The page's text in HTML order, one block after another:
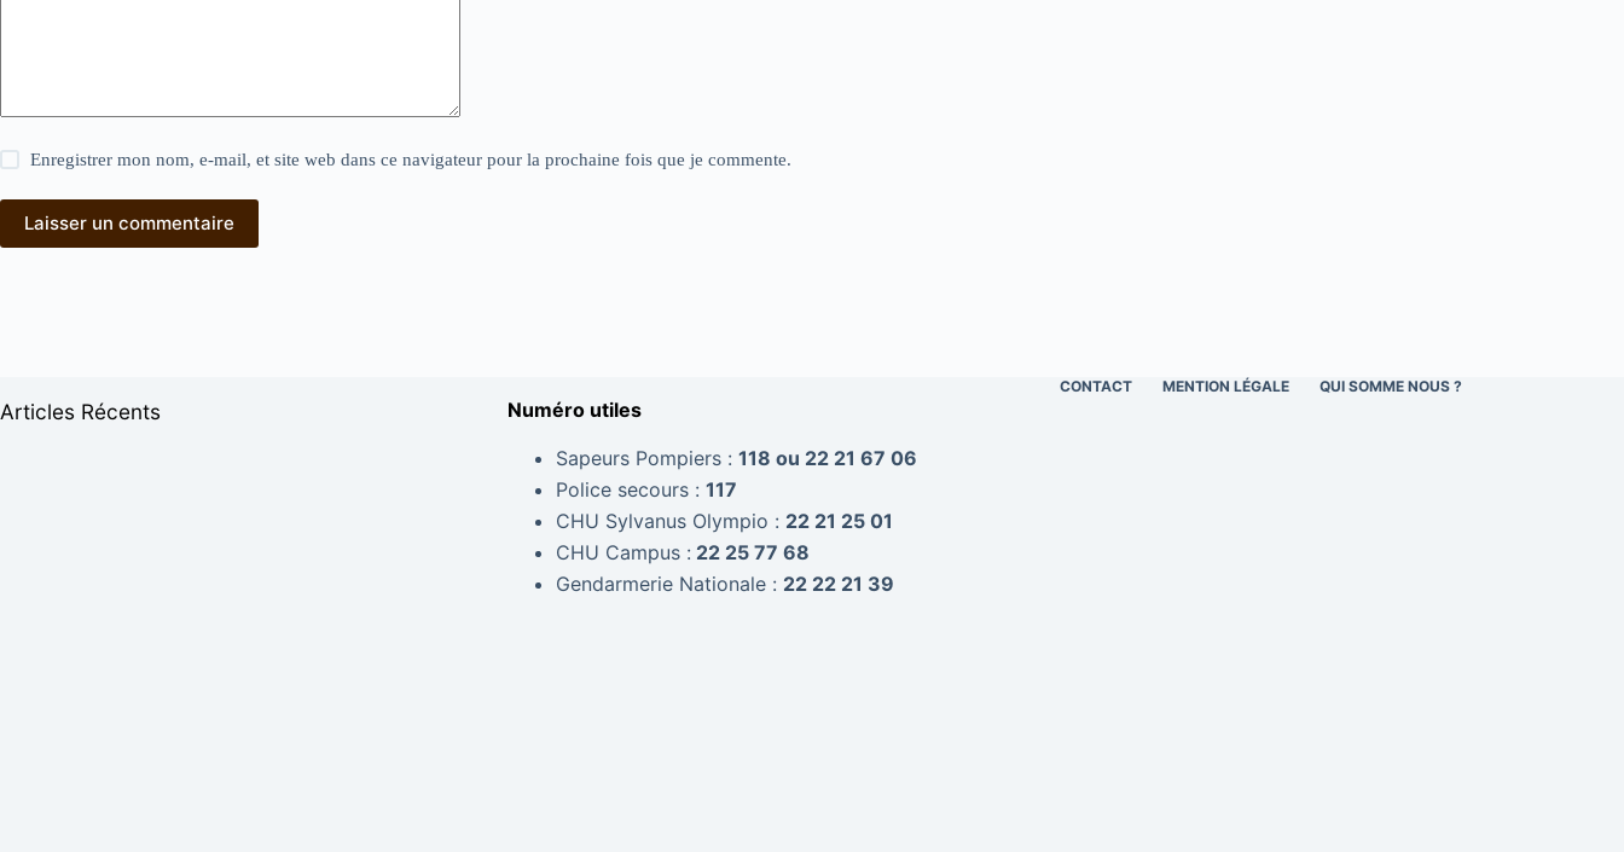
Enregistrer mon nom, e-mail, et site web dans ce navigateur pour la prochaine fois que je commente.
Laisser un commentaire
CONTACT MENTION LÉGALE QUI SOMME NOUS ?
Articles Récents
Numéro utiles
Sapeurs Pompiers : 118 ou 22 21 67 06
Police secours : 117
CHU Sylvanus Olympio : 22 21 25 01
CHU Campus : 22 25 77 68
Gendarmerie Nationale : 22 22 21 39